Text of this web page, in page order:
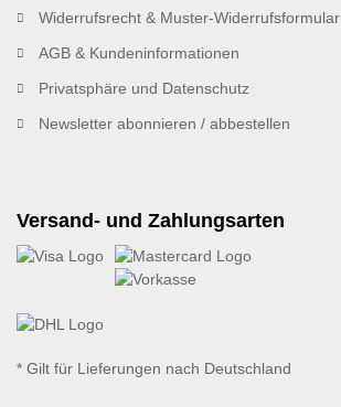
Widerrufsrecht & Muster-Widerrufsformular
AGB & Kundeninformationen
Privatsphäre und Datenschutz
Newsletter abonnieren / abbestellen
Versand- und Zahlungsarten
* Gilt für Lieferungen nach Deutschland